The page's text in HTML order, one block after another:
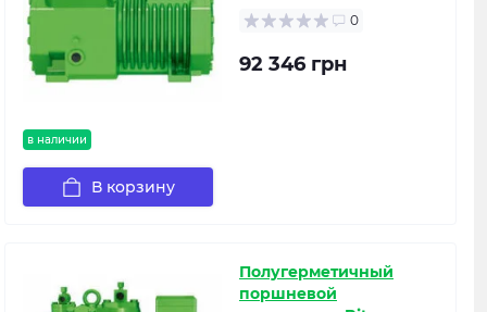
в наличии
0
92 346 грн
В корзину
Полугерметичный
поршневой